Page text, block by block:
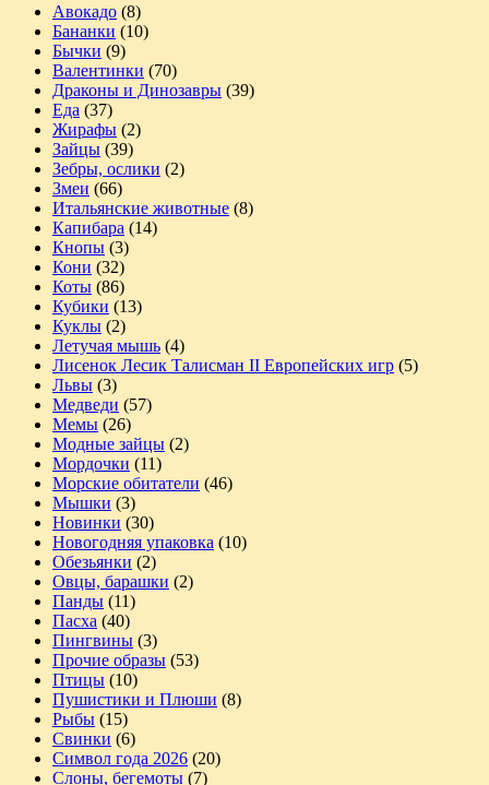
Авокадо (8)
Бананки (10)
Бычки (9)
Валентинки (70)
Драконы и Динозавры (39)
Еда (37)
Жирафы (2)
Зайцы (39)
Зебры, ослики (2)
Змеи (66)
Итальянские животные (8)
Капибара (14)
Кнопы (3)
Кони (32)
Коты (86)
Кубики (13)
Куклы (2)
Летучая мышь (4)
Лисенок Лесик Талисман II Европейских игр (5)
Львы (3)
Медведи (57)
Мемы (26)
Модные зайцы (2)
Мордочки (11)
Морские обитатели (46)
Мышки (3)
Новинки (30)
Новогодняя упаковка (10)
Обезьянки (2)
Овцы, барашки (2)
Панды (11)
Пасха (40)
Пингвины (3)
Прочие образы (53)
Птицы (10)
Пушистики и Плюши (8)
Рыбы (15)
Свинки (6)
Символ года 2026 (20)
Слоны, бегемоты (7)